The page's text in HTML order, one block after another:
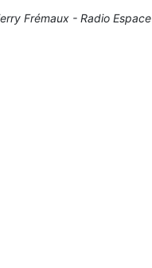
Frémaux - Radio Espace